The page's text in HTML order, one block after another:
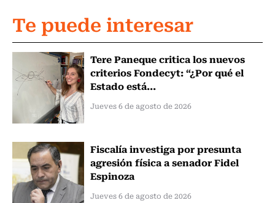
Te puede interesar
Tere Paneque critica los nuevos
criterios Fondecyt: “¿Por qué el
Estado está...
Jueves 6 de agosto de 2026
Fiscalía investiga por presunta
agresión física a senador Fidel
Espinoza
Jueves 6 de agosto de 2026